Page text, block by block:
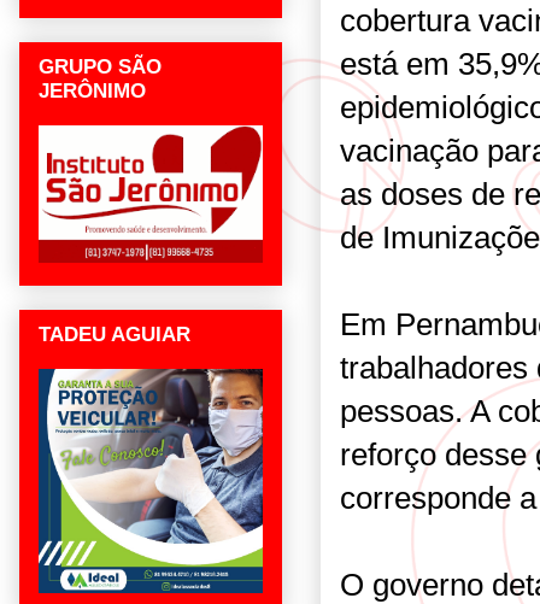
cobertura
está em
vacinação
as doses de
de
Em
trabalhadores
pessoas. A
reforço desse
corresponde
O governo
GRUPO SÃO
JERÔNIMO
TADEU AGUIAR